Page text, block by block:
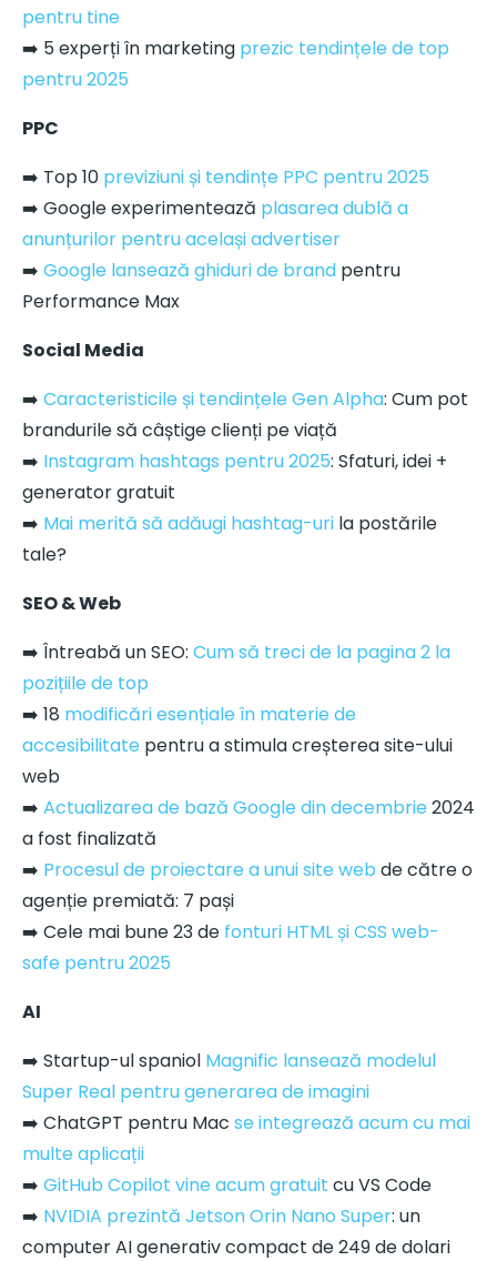
pentru tine
➡️ 5 experți în marketing prezic tendințele de top
pentru 2025
PPC
➡️ Top 10 previziuni și tendințe PPC pentru 2025
➡️ Google experimentează plasarea dublă a
anunțurilor pentru același advertiser
➡️ Google lansează ghiduri de brand pentru
Performance Max
Social Media
➡️ Caracteristicile și tendințele Gen Alpha: Cum pot
brandurile să câștige clienți pe viață
➡️ Instagram hashtags pentru 2025: Sfaturi, idei +
generator gratuit
➡️ Mai merită să adăugi hashtag-uri la postările
tale?
SEO & Web
➡️ Întreabă un SEO: Cum să treci de la pagina 2 la
pozițiile de top
➡️ 18 modificări esențiale în materie de
accesibilitate pentru a stimula creșterea site-ului
web
➡️ Actualizarea de bază Google din decembrie 2024
a fost finalizată
➡️ Procesul de proiectare a unui site web de către o
agenție premiată: 7 pași
➡️ Cele mai bune 23 de fonturi HTML și CSS web-
safe pentru 2025
AI
➡️ Startup-ul spaniol Magnific lansează modelul
Super Real pentru generarea de imagini
➡️ ChatGPT pentru Mac se integrează acum cu mai
multe aplicații
➡️ GitHub Copilot vine acum gratuit cu VS Code
➡️ NVIDIA prezintă Jetson Orin Nano Super: un
computer AI generativ compact de 249 de dolari